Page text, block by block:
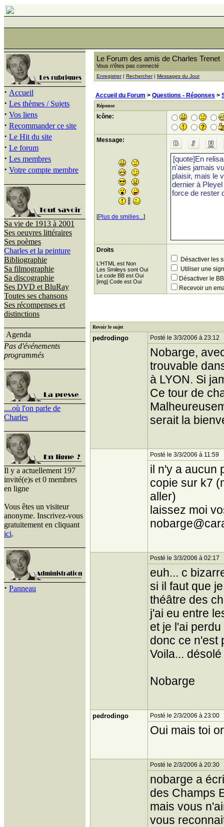
· Accueil
· Les thèmes / Sujets
· Vos liens
· Recommander ce site
· Le Hit du site
· Le forum
· Les membres
· Votre compte membre
Sa vie de 1913 à 2001
Ses oeuvres littéraires
Ses poèmes
Charles et la peinture
Bibliographie
Sa filmographie
Sa discographie
Ses DVD et BluRay
Toutes ses chansons
Ses récompenses et
distinctions
Agenda
Pas d'événements
programmés
....où l'on parle de
Charles
Il y a actuellement 197
invité(e)s et 0 membres
en ligne
Vous êtes un visiteur
anonyme. Inscrivez-vous
gratuitement en cliquant
ici.
· Panneau
Le Forum des amis de Charles Trenet
Vous n'êtes pas connecté
Enregistrer| Rechercher| Messages du Jour
Accueil du Forum > Questions - Réponses >
Réponse
Icône:
Message:
[Plus de smilies...]
Droits
L'HTML est Non
Les Smileys sont Oui
Le code BB est Oui
[img] Code est Oui
Désactiver les
Utiliser une
Désactiver le
Recevoir un
Revoir le sujet
pedrodingo Posté le 3/3/2006 à 23:12
Nobarge,
trouvable
à LYON. Si
Ce tour de
serait la
Posté le 3/3/2006 à 11:59
il n'y a aucun
copie sur k7
aller)
laissez moi
Posté le 3/3/2006 à 02:17
euh... c
si il faut que
théâtre des
j'ai eu entre
et je l'ai
donc ce n'est
Voila...
Nobarge
pedrodingo Posté le 2/3/2006 à 23:00
Oui mais toi
Posté le 2/3/2006 à 20:30
nobarge a
des Champs
mais vous
vous